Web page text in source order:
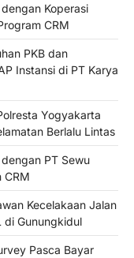
Koperasi
CRM
PKB dan
Instansi di PT Karya
Yogyakarta
Berlalu Lintas
PT Sewu
CRM
Kecelakaan Jalan
di Gunungkidul
Pasca Bayar